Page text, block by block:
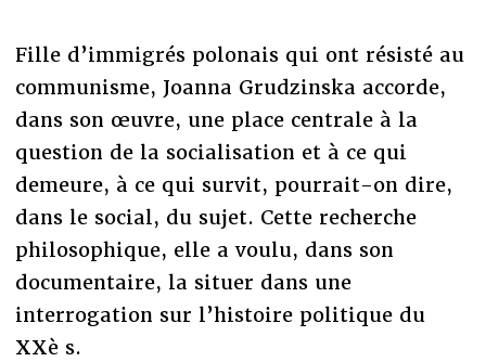
Fille d’immigrés polonais qui ont résisté au
communisme, Joanna Grudzinska accorde,
dans son œuvre, une place centrale à la
question de la socialisation et à ce qui
demeure, à ce qui survit, pourrait-on dire,
dans le social, du sujet. Cette recherche
philosophique, elle a voulu, dans son
documentaire, la situer dans une
interrogation sur l’histoire politique du
XXè s.